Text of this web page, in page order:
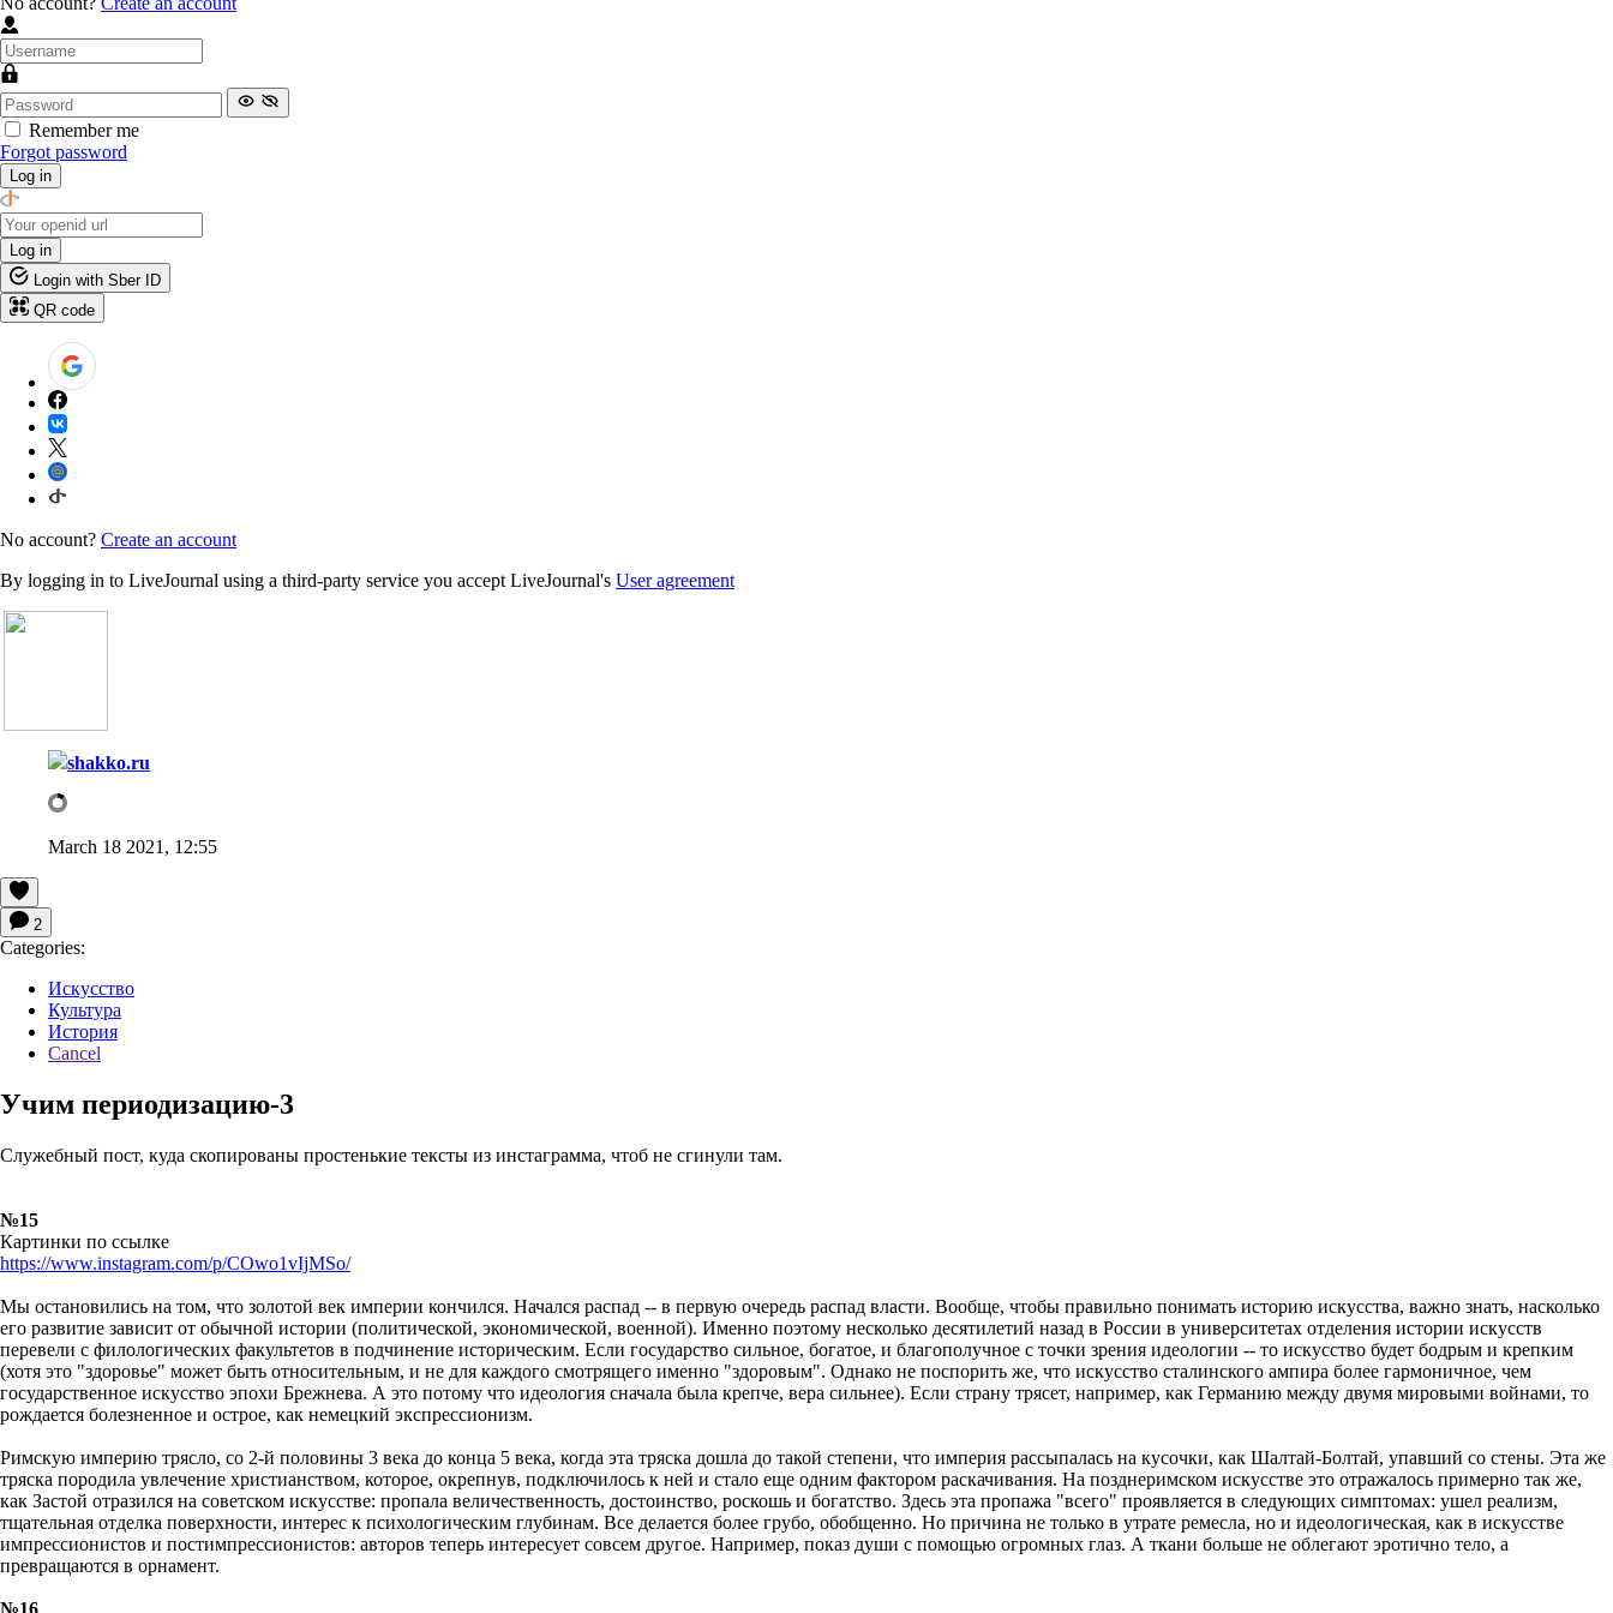
Remember me
Forgot password
Log in
Log in
Login with Sber ID
QR code
No account? Create an account
By logging in to LiveJournal using a third-party service you accept LiveJournal's User agreement
shakko.ru
March 18 2021, 12:55
2
Categories:
Искусство
Культура
История
Cancel
Учим периодизацию-3
Служебный пост, куда скопированы простенькие тексты из инстаграмма, чтоб не сгинули там.
№15
Картинки по ссылке
https://www.instagram.com/p/COwo1vIjMSo/
Мы остановились на том, что золотой век империи кончился. Начался распад -- в первую очередь распад власти. Вообще, чтобы правильно понимать историю искусства, важно знать, насколько
его развитие зависит от обычной истории (политической, экономической, военной). Именно поэтому несколько десятилетий назад в России в университетах отделения истории искусств
перевели с филологических факультетов в подчинение историческим. Если государство сильное, богатое, и благополучное с точки зрения идеологии -- то искусство будет бодрым и крепким
(хотя это "здоровье" может быть относительным, и не для каждого смотрящего именно "здоровым". Однако не поспорить же, что искусство сталинского ампира более гармоничное, чем
государственное искусство эпохи Брежнева. А это потому что идеология сначала была крепче, вера сильнее). Если страну трясет, например, как Германию между двумя мировыми войнами, то
рождается болезненное и острое, как немецкий экспрессионизм.⁣
Римскую империю трясло, со 2-й половины 3 века до конца 5 века, когда эта тряска дошла до такой степени, что империя рассыпалась на кусочки, как Шалтай-Болтай, упавший со стены. Эта же
тряска породила увлечение христианством, которое, окрепнув, подключилось к ней и стало еще одним фактором раскачивания. На позднеримском искусстве это отражалось примерно так же,
как Застой отразился на советском искусстве: пропала величественность, достоинство, роскошь и богатство. Здесь эта пропажа "всего" проявляется в следующих симптомах: ушел реализм,
тщательная отделка поверхности, интерес к психологическим глубинам. Все делается более грубо, обобщенно. Но причина не только в утрате ремесла, но и идеологическая, как в искусстве
импрессионистов и постимпрессионистов: авторов теперь интересует совсем другое. Например, показ души с помощью огромных глаз. А ткани больше не облегают эротично тело, а
превращаются в орнамент.⁣
№16